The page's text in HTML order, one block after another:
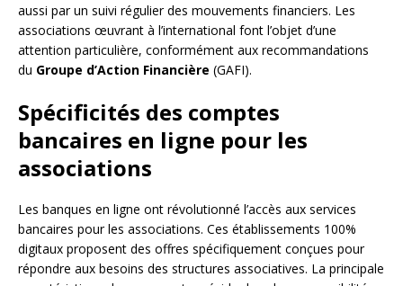
aussi par un suivi régulier des mouvements financiers. Les
associations œuvrant à l’international font l’objet d’une
attention particulière, conformément aux recommandations
du Groupe d’Action Financière (GAFI).
Spécificités des comptes
bancaires en ligne pour les
associations
Les banques en ligne ont révolutionné l’accès aux services
bancaires pour les associations. Ces établissements 100%
digitaux proposent des offres spécifiquement conçues pour
répondre aux besoins des structures associatives. La principale